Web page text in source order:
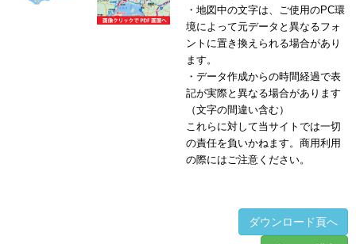
・地図中の文字は、ご使用のPC環
境によって元データと異なるフォ
ントに置き換えられる場合があり
ます。
・データ作成からの時間経過で表
記が実際と異なる場合があります
（文字の間違い含む）
これらに対して当サイトでは一切
の責任を負いかねます。商用利用
の際にはご注意ください。
ダウンロード頁へ